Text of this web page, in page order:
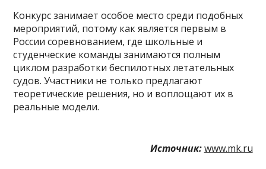
Конкурс занимает особое место среди подобных
мероприятий, потому как является первым в
России соревнованием, где школьные и
студенческие команды занимаются полным
циклом разработки беспилотных летательных
судов. Участники не только предлагают
теоретические решения, но и воплощают их в
реальные модели.
Источник: www.mk.ru